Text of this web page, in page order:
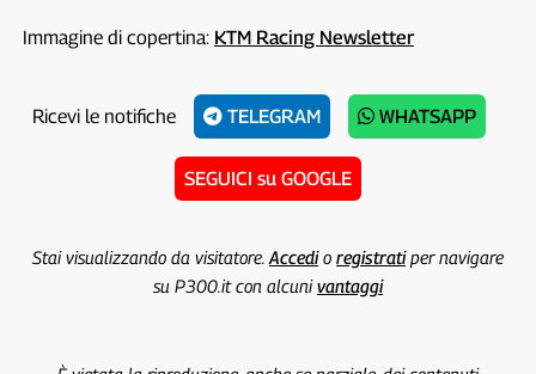
Immagine di copertina: KTM Racing Newsletter
Ricevi le notifiche TELEGRAM WHATSAPP
SEGUICI su GOOGLE
Stai visualizzando da visitatore. Accedio registratiper navigare
su P300.it con alcunivantaggi